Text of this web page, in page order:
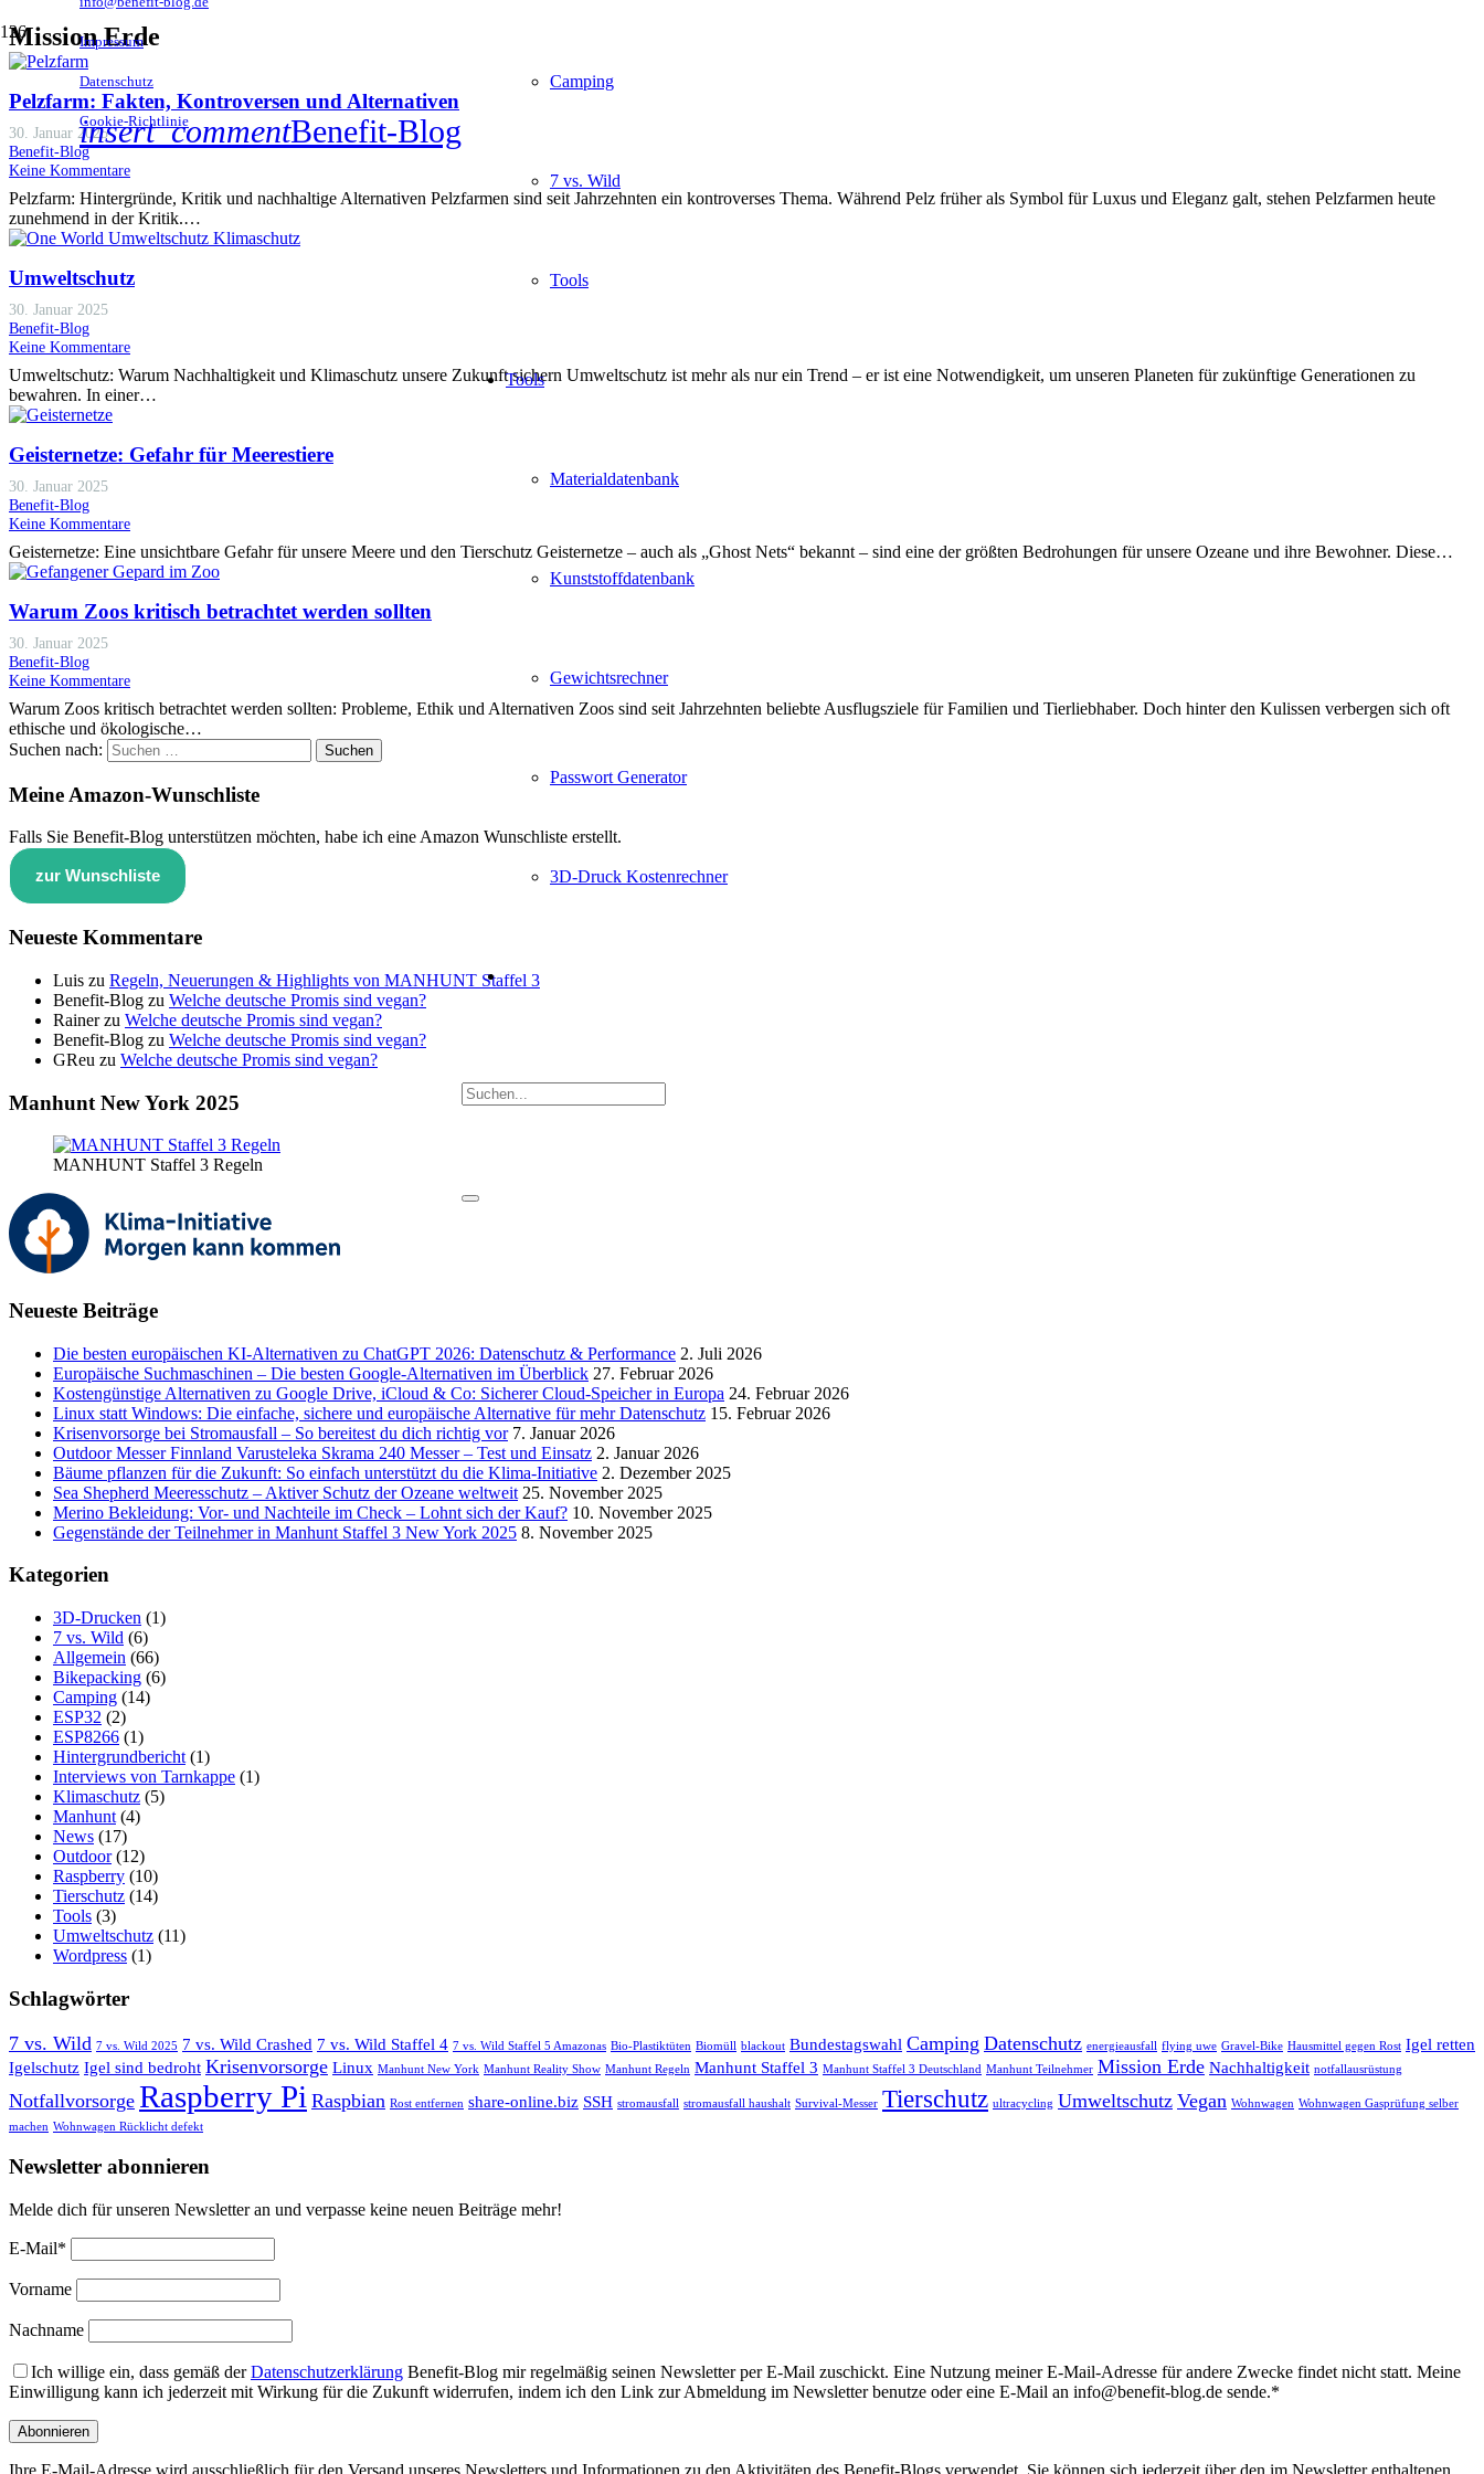
Impressum
Datenschutz
Cookie-Richtlinie
insert_commentBenefit-Blog
Camping
7 vs. Wild
Tools
Tools
Materialdatenbank
Kunststoffdatenbank
Gewichtsrechner
Passwort Generator
3D-Druck Kostenrechner
Mission Erde
Pelzfarm: Fakten, Kontroversen und Alternativen
30. Januar 2025
Benefit-Blog
Keine Kommentare
Pelzfarm: Hintergründe, Kritik und nachhaltige Alternativen Pelzfarmen sind seit Jahrzehnten ein kontroverses Thema. Während Pelz früher als Symbol für Luxus und Eleganz galt, stehen Pelzfarmen heute
zunehmend in der Kritik.…
Umweltschutz
30. Januar 2025
Benefit-Blog
Keine Kommentare
Umweltschutz: Warum Nachhaltigkeit und Klimaschutz unsere Zukunft sichern Umweltschutz ist mehr als nur ein Trend – er ist eine Notwendigkeit, um unseren Planeten für zukünftige Generationen zu
bewahren. In einer…
Geisternetze: Gefahr für Meerestiere
30. Januar 2025
Benefit-Blog
Keine Kommentare
Geisternetze: Eine unsichtbare Gefahr für unsere Meere und den Tierschutz Geisternetze – auch als „Ghost Nets“ bekannt – sind eine der größten Bedrohungen für unsere Ozeane und ihre Bewohner. Diese…
Warum Zoos kritisch betrachtet werden sollten
30. Januar 2025
Benefit-Blog
Keine Kommentare
Warum Zoos kritisch betrachtet werden sollten: Probleme, Ethik und Alternativen Zoos sind seit Jahrzehnten beliebte Ausflugsziele für Familien und Tierliebhaber. Doch hinter den Kulissen verbergen sich oft
ethische und ökologische…
Suchen nach:
Meine Amazon-Wunschliste
Falls Sie Benefit-Blog unterstützen möchten, habe ich eine Amazon Wunschliste erstellt.
zur Wunschliste
Neueste Kommentare
Luis zu Regeln, Neuerungen & Highlights von MANHUNT Staffel 3
Benefit-Blog zu Welche deutsche Promis sind vegan?
Rainerzu Welche deutsche Promis sind vegan?
Benefit-Blog zu Welche deutsche Promis sind vegan?
GReu zu Welche deutsche Promis sind vegan?
Manhunt New York 2025
MANHUNT Staffel 3 Regeln
Neueste Beiträge
Die besten europäischen KI-Alternativen zu ChatGPT 2026: Datenschutz & Performance 2. Juli 2026
Europäische Suchmaschinen – Die besten Google-Alternativen im Überblick 27. Februar 2026
Kostengünstige Alternativen zu Google Drive, iCloud & Co: Sicherer Cloud-Speicher in Europa 24. Februar 2026
Linux statt Windows: Die einfache, sichere und europäische Alternative für mehr Datenschutz 15. Februar 2026
Krisenvorsorge bei Stromausfall – So bereitest du dich richtig vor 7. Januar 2026
Outdoor Messer Finnland Varusteleka Skrama 240 Messer – Test und Einsatz 2. Januar 2026
Bäume pflanzen für die Zukunft: So einfach unterstützt du die Klima-Initiative 2. Dezember 2025
Sea Shepherd Meeresschutz – Aktiver Schutz der Ozeane weltweit 25. November 2025
Merino Bekleidung: Vor- und Nachteile im Check – Lohnt sich der Kauf? 10. November 2025
Gegenstände der Teilnehmer in Manhunt Staffel 3 New York 2025 8. November 2025
Kategorien
3D-Drucken (1)
7 vs. Wild (6)
Allgemein (66)
Bikepacking (6)
Camping (14)
ESP32 (2)
ESP8266 (1)
Hintergrundbericht (1)
Interviews von Tarnkappe (1)
Klimaschutz (5)
Manhunt (4)
News (17)
Outdoor(12)
Raspberry (10)
Tierschutz (14)
Tools (3)
Umweltschutz (11)
Wordpress (1)
Schlagwörter
7 vs. Wild 7 vs. Wild 2025 7 vs. Wild Crashed 7 vs. Wild Staffel 4 7 vs. Wild Staffel 5 Amazonas Bio-Plastiktüten Biomüll blackout Bundestagswahl Camping Datenschutz energieausfall flying uwe Gravel-Bike Hausmittel gegen Rost Igel retten
Igelschutz Igel sind bedroht Krisenvorsorge Linux Manhunt New York Manhunt Reality Show Manhunt Regeln Manhunt Staffel 3 Manhunt Staffel 3 Deutschland Manhunt Teilnehmer Mission Erde Nachhaltigkeit notfallausrüstung
Notfallvorsorge Raspberry Pi Raspbian Rost entfernen share-online.biz SSH stromausfall stromausfall haushalt Survival-Messer Tierschutz ultracycling Umweltschutz Vegan Wohnwagen Wohnwagen Gasprüfung selber
machen Wohnwagen Rücklicht defekt
Newsletter abonnieren
Melde dich für unseren Newsletter an und verpasse keine neuen Beiträge mehr!
E-Mail*
Vorname
Nachname
Ich willige ein, dass gemäß derDatenschutzerklärung Benefit-Blog mir regelmäßig seinen Newsletter per E-Mail zuschickt. Eine Nutzung meiner E-Mail-Adresse für andere Zwecke findet nicht statt. Meine
Einwilligung kann ich jederzeit mit Wirkung für die Zukunft widerrufen, indem ich den Link zur Abmeldung im Newsletter benutze oder eine E-Mail an info@benefit-blog.de sende.*
Ihre E-Mail-Adresse wird ausschließlich für den Versand unseres Newsletters und Informationen zu den Aktivitäten des Benefit-Blogs verwendet. Sie können sich jederzeit über den im Newsletter enthaltenen